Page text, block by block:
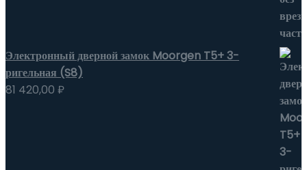
Электронный дверной замок Moorgen T5+ 3-
ригельная (S8)
81 420,00 ₽